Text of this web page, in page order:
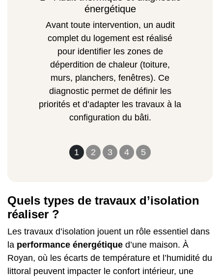
1 2 3 4 5
énergétique
Avant toute intervention, un audit
complet du logement est réalisé
pour identifier les zones de
déperdition de chaleur (toiture,
murs, planchers, fenêtres). Ce
diagnostic permet de définir les
priorités et d’adapter les travaux à la
configuration du bâti.
Quels types de travaux d’isolation
réaliser ?
Les travaux d’isolation jouent un rôle essentiel dans
la performance énergétique d’une maison. À
Royan, où les écarts de température et l’humidité du
littoral peuvent impacter le confort intérieur, une